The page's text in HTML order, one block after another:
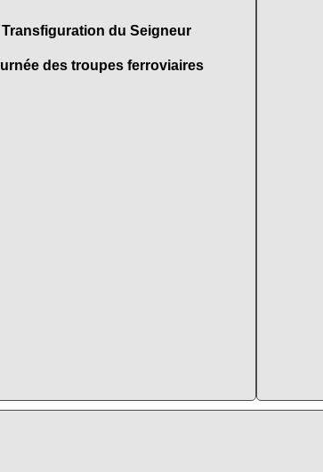
du Seigneur
des troupes ferroviaires